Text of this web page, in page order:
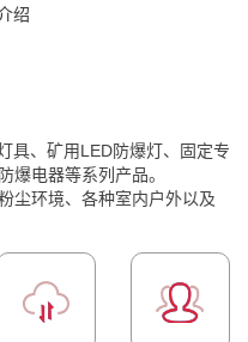
绍
具、矿用LED防爆灯、固定专
爆电器等系列产品。
尘环境、各种室内户外以及